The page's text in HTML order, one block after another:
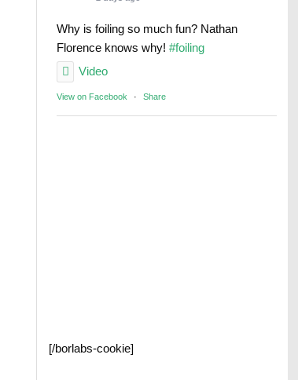
Why is foiling so much fun? Nathan
Florence knows why! #foiling
Video
View on Facebook · Share
[/borlabs-cookie]